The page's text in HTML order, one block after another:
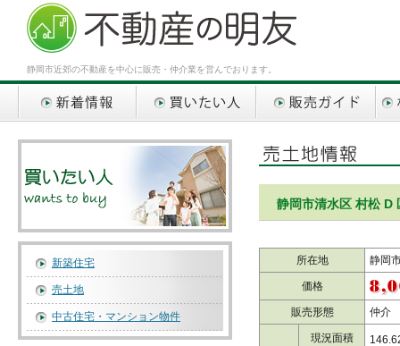
静岡市近郊の不動産を中心に販売・仲介業を営んでおります。
静岡市清水区 村松 D
所在地 静岡
価格
販売形態 仲介
現況面積
新築住宅
売土地
中古住宅・マンション物件